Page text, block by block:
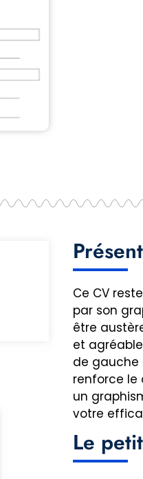
Ce CV
par son
être
et
de gauche
renforce le
un
votre
Le